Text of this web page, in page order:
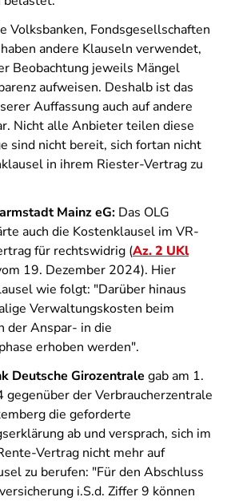
Volksbanken, Fondsgesellschaften
andere Klauseln verwendet,
Beobachtung jeweils Mängel
aufweisen. Deshalb ist das
Auffassung auch auf andere
Nicht alle Anbieter teilen diese
sind nicht bereit, sich fortan nicht
in ihrem Riester-Vertrag zu
Mainz eG: Das OLG
auch die Kostenklausel im VR-
für rechtswidrig (Az. 2 UKl
19. Dezember 2024). Hier
wie folgt: "Darüber hinaus
Verwaltungskosten beim
der Anspar- in die
erhoben werden".
Deutsche Girozentrale gab am 1.
gegenüber der Verbraucherzentrale
die geforderte
ab und versprach, sich im
Vertrag nicht mehr auf
zu berufen: "Für den Abschluss
i.S.d. Ziffer 9 können